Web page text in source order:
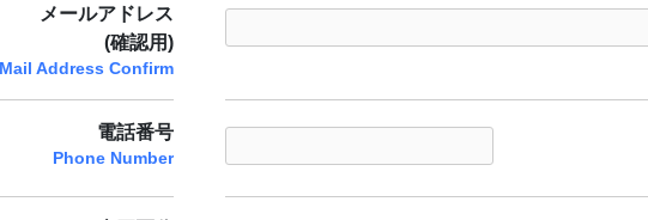
メールアドレス
(確認用)
Mail Address Confirm
電話番号
Phone Number